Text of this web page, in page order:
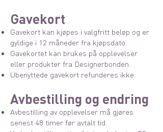
Gavekort
Gavekort kan kjøpes i valgfritt beløp og er
gyldige i 12 måneder fra kjøpsdato.
Gavekortet kan brukes på opplevelser
eller produkter fra Designerbonden.
Ubenyttede gavekort refunderes ikke.
Avbestilling og endring
Avbestilling av opplevelser må gjøres
senest 48 timer før avtalt tid.